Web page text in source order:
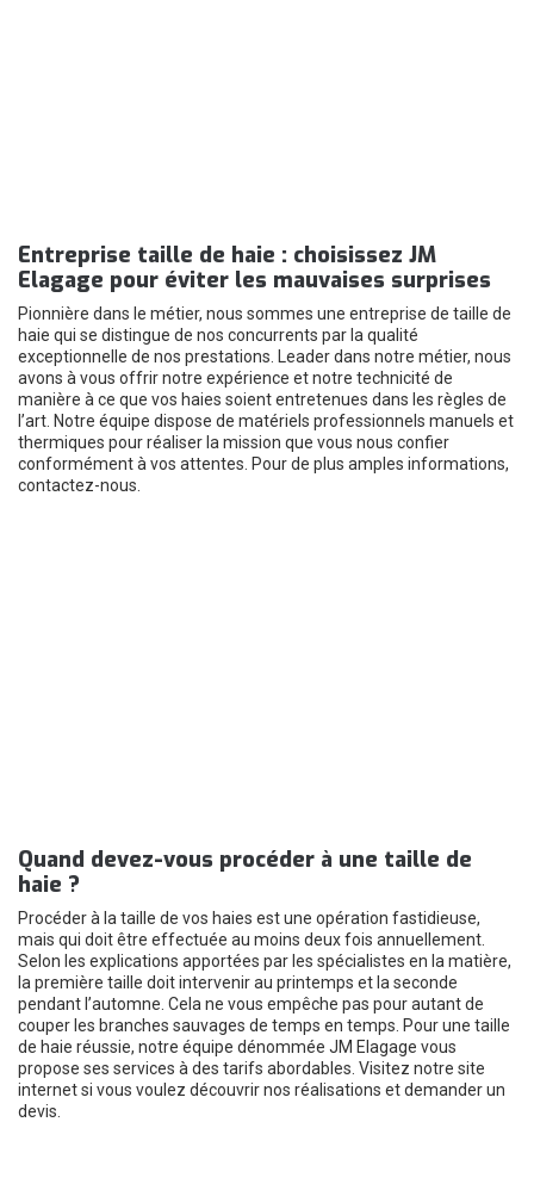
Entreprise taille de haie : choisissez JM
Elagage pour éviter les mauvaises surprises
Pionnière dans le métier, nous sommes une entreprise de taille de
haie qui se distingue de nos concurrents par la qualité
exceptionnelle de nos prestations. Leader dans notre métier, nous
avons à vous offrir notre expérience et notre technicité de
manière à ce que vos haies soient entretenues dans les règles de
l’art. Notre équipe dispose de matériels professionnels manuels et
thermiques pour réaliser la mission que vous nous confier
conformément à vos attentes. Pour de plus amples informations,
contactez-nous.
Quand devez-vous procéder à une taille de
haie ?
Procéder à la taille de vos haies est une opération fastidieuse,
mais qui doit être effectuée au moins deux fois annuellement.
Selon les explications apportées par les spécialistes en la matière,
la première taille doit intervenir au printemps et la seconde
pendant l’automne. Cela ne vous empêche pas pour autant de
couper les branches sauvages de temps en temps. Pour une taille
de haie réussie, notre équipe dénommée JM Elagage vous
propose ses services à des tarifs abordables. Visitez notre site
internet si vous voulez découvrir nos réalisations et demander un
devis.